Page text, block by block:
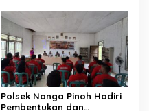
Perekonomian Daerah
Polsek Nanga Pinoh Hadiri
Pembentukan dan